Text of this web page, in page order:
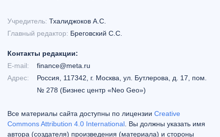
Учредитель: Тхалиджоков А.С.
Главный редактор: Бреговский С.С.
Контакты редакции:
E-mail:
finance@meta.ru
Адрес:
Россия, 117342, г. Москва, ул. Бутлерова, д. 17, пом.
№ 278 (Бизнес центр «Neo Geo»)
Все материалы сайта доступны по лицензии Creative
Commons Attribution 4.0 International. Вы должны указать имя
автора (создателя) произведения (материала) и стороны